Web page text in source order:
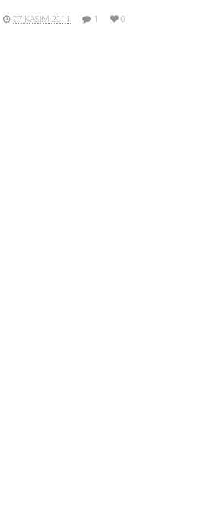
07 KASIM 2011 1 0